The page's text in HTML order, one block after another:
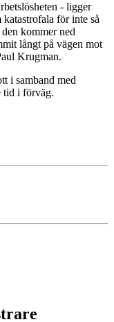
- ligger
katastrofala för inte så
kommer ned
långt på vägen mot
Krugman.
i samband med
tid i förväg.